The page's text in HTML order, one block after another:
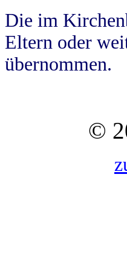
Die im
Eltern oder
übernommen.
©